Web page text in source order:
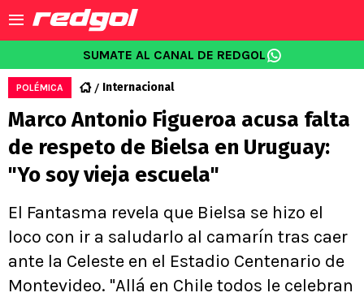
SUMATE AL CANAL DE REDGOL
POLÉMICA Internacional
Marco Antonio Figueroa acusa falta
de respeto de Bielsa en Uruguay:
"Yo soy vieja escuela"
El Fantasma revela que Bielsa se hizo el
loco con ir a saludarlo al camarín tras caer
ante la Celeste en el Estadio Centenario de
Montevideo. "Allá en Chile todos le celebran